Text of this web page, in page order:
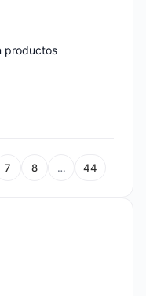
productos
7 8 … 44